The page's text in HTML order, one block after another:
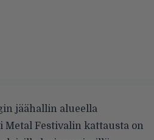
jäähallin alueella
Metal Festivalin kattausta on